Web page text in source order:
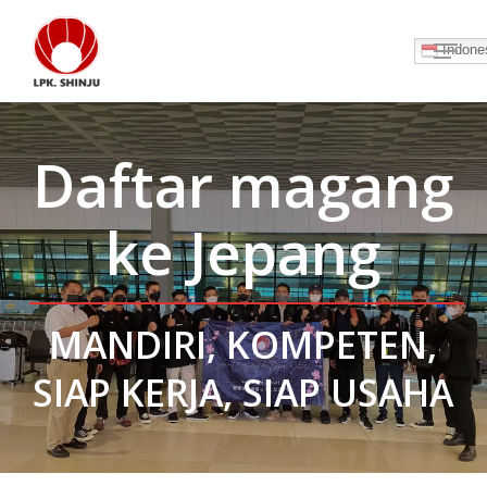
main
content
Menu
Daftar magang
ke Jepang
MANDIRI, KOMPETEN,
SIAP KERJA, SIAP USAHA
Close
Menu